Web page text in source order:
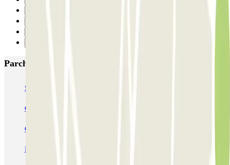
Parcheggi più popolari a Napoli
Supergarage Napoli
Garage Scarpato - Shuttle - Aeroporto di Napoli
QUICK Parking Napoli - Piazza Nazionale - Stazione Centrale
Porta di Massa Napoli QUICK